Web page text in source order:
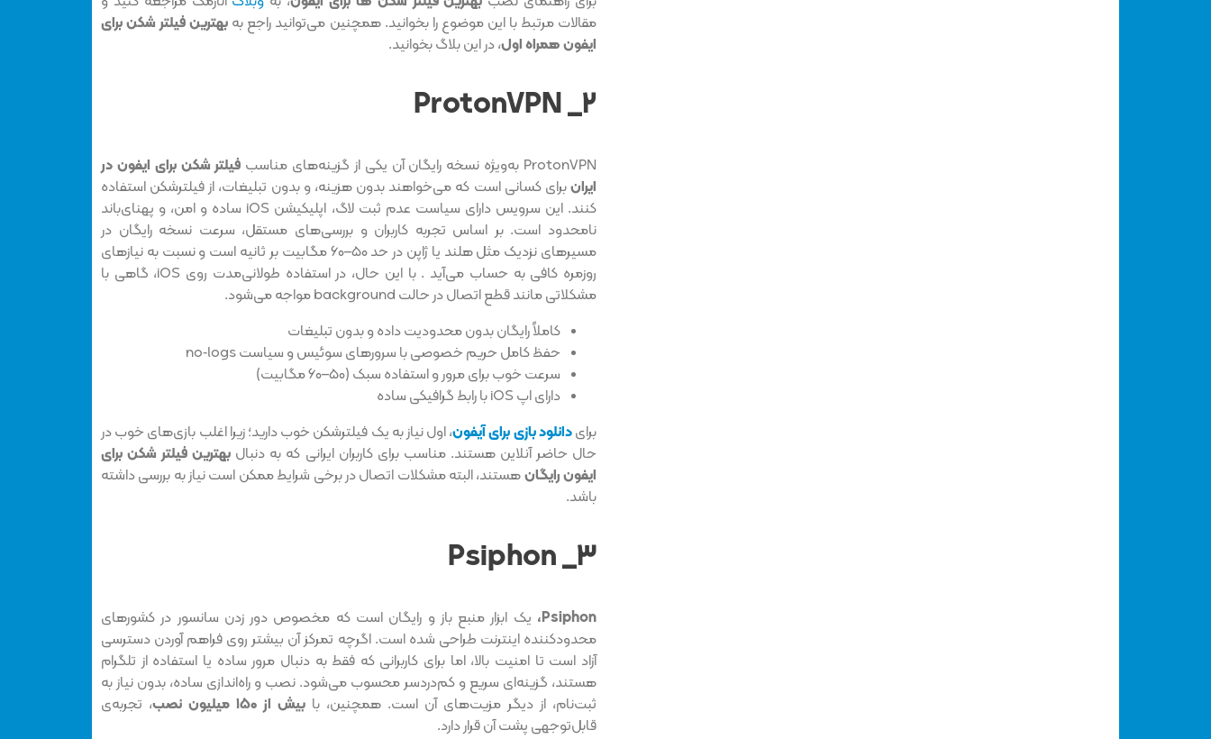
مقالات مرتبط با این موضوع را بخوانید. همچنین می‌توانید راجع به بهترین فیلتر شکن برای
ایفون همراه اول، در این بلاگ بخوانید.
۲_ ProtonVPN
ProtonVPN به‌ویژه نسخه رایگان آن یکی از گزینه‌های مناسب
فیلتر شکن برای ایفون در
ایرانبرای کسانی است که می‌خواهند بدون هزینه، و بدون تبلیغات، از فیلترشکن استفاده
کنند. این سرویس دارای سیاست عدم ثبت لاگ، اپلیکیشن iOS ساده و امن، و پهنای‌باند
نامحدود است. بر اساس تجربه کاربران و بررسی‌های مستقل، سرعت نسخه رایگان در
مسیرهای نزدیک مثل هلند یا ژاپن در حد ۵۰–۶۰ مگابیت بر ثانیه است و نسبت به نیازهای
روزمره کافی به حساب می‌آید . با این حال، در استفاده طولانی‌مدت روی iOS، گاهی با
مشکلاتی مانند قطع اتصال در حالت background مواجه می‌شود.
کاملاً رایگان بدون محدودیت داده و بدون تبلیغات
حفظ کامل حریم خصوصی با سرورهای سوئیس و سیاست no‑logs
سرعت خوب برای مرور و استفاده سبک (۵۰–۶۰ مگابیت)
دارای اپ iOS با رابط گرافیکی ساده
برایدانلود بازی برای آیفون، اول نیاز به یک فیلترشکن خوب دارید؛ زیرا اغلب بازی‌های خوب در
حال حاضر آنلاین هستند. مناسب برای کاربران ایرانی که به دنبال بهترین فیلتر شکن برای
ایفون رایگانهستند، البته مشکلات اتصال در برخی شرایط ممکن است نیاز به بررسی داشته
باشد.
۳_ Psiphon
Psiphon، یک ابزار منبع باز و رایگان است که مخصوص دور زدن سانسور در کشورهای
محدودکننده اینترنت طراحی شده است. اگرچه تمرکز آن بیشتر روی فراهم آوردن دسترسی
آزاد است تا امنیت بالا، اما برای کاربرانی که فقط به دنبال مرور ساده یا استفاده از تلگرام
هستند، گزینه‌ای سریع و کم‌دردسر محسوب می‌شود. نصب و راه‌اندازی ساده، بدون نیاز به
ثبت‌نام، از دیگر مزیت‌های آن است. همچنین، با بیش از ۱۵۰ میلیون نصب
، تجربه‌ی
قابل‌توجهی پشت آن قرار دارد.